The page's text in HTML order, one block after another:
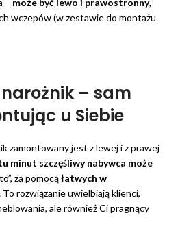
– może być lewo i prawostronny,
wczepów (w zestawie do montażu
– sam
u Siebie
zamontowany jest z lewej i z prawej
minut szczęśliwy nabywca może
za pomocąłatwych w
To rozwiązanie uwielbiają klienci,
ale również Ci pragnący